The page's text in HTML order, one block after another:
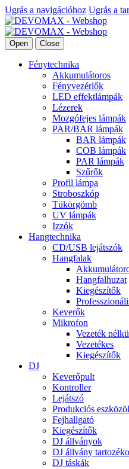
Ugrás a navigációhoz Ugrás a
Open Close
Fénytechnika
Akkumulátoros
Fényvezérlők
LED effektlámpák
Lézerek
Mozgófejes lámpák
PAR/BAR lámpák
BAR lámpák
COB lámpák
PAR lámpák
Szűrők
Profil lámpa
Stroboszkóp
Tükörgömb
UV lámpák
Izzók
Hangtechnika
CD/USB lejátszók
Hangfalak
Hangfalhuzat
Kiegészítők
Keverők
Mikrofon
Vezeték
Vezetékes
Kiegészítők
DJ
Keverőpult
Kontroller
Lejátszó
Produkciós
Fejhallgató
Kiegészítők
DJ állványok
DJ állvány
DJ táskák